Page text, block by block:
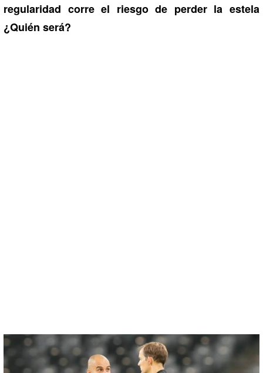
regularidad corre el riesgo de perder la estela
¿Quién será?